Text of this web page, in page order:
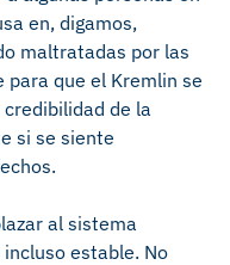
en, digamos,
maltratadas por las
que el Kremlin se
de la
si se siente
al sistema
estable. No